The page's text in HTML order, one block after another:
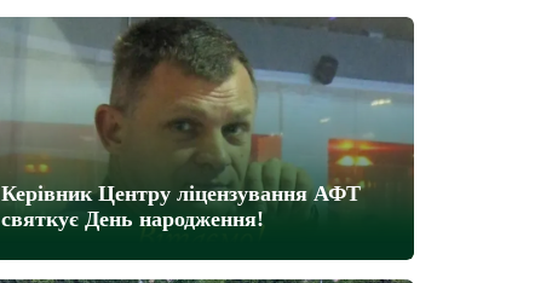
Керівник Центру ліцензування АФТ
святкує День народження!